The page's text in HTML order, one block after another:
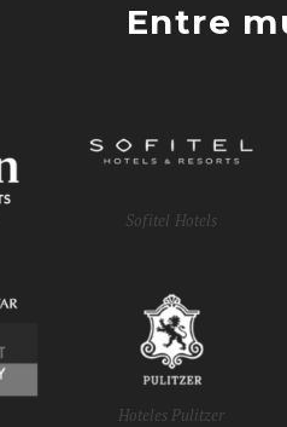
Entre
Sofitel Hotels
Hoteles Pulitzer